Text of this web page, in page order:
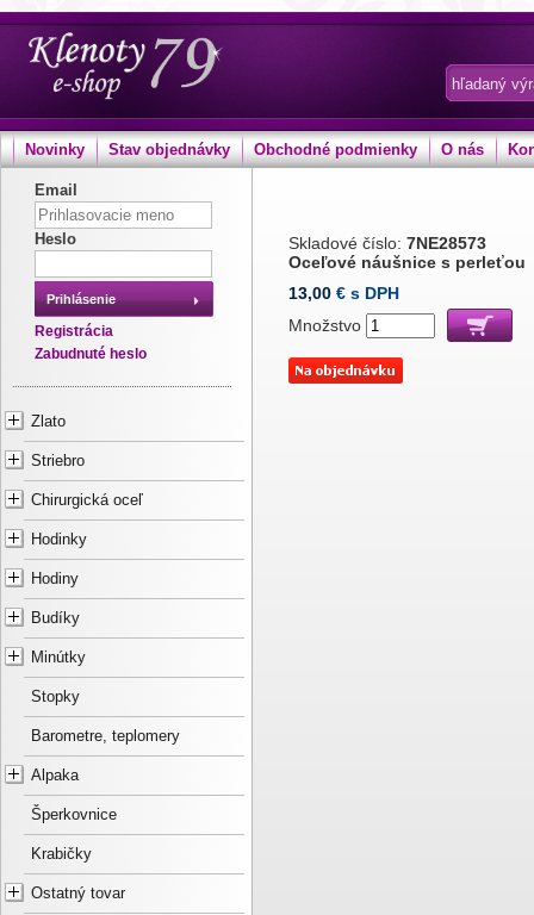
Novinky Stav objednávky Obchodné podmienky O nás
Email
Heslo
Prihlásenie
Registrácia
Zabudnuté heslo
Zlato
Striebro
Chirurgická oceľ
Hodinky
Hodiny
Budíky
Minútky
Stopky
Barometre, teplomery
Alpaka
Šperkovnice
Krabičky
Ostatný tovar
Skladové číslo: 7NE28573
Oceľové náušnice s perleťou
13,00 € s DPH
Množstvo